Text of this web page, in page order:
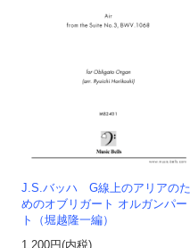
J.S.バッハ G線上のアリアのた
めのオブリガート オルガンパー
ト（堀越隆一編）
1,200円(内税)